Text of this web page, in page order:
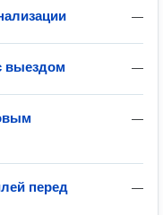
—
—
выездом
—
—
перед